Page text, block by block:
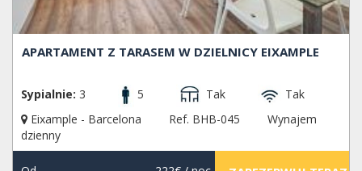
APARTAMENT Z TARASEM W DZIELNICY EIXAMPLE
Sypialnie: 3 5 Tak
Tak
Eixample - Barcelona
Ref. BHB-045
Wynajem
dzienny